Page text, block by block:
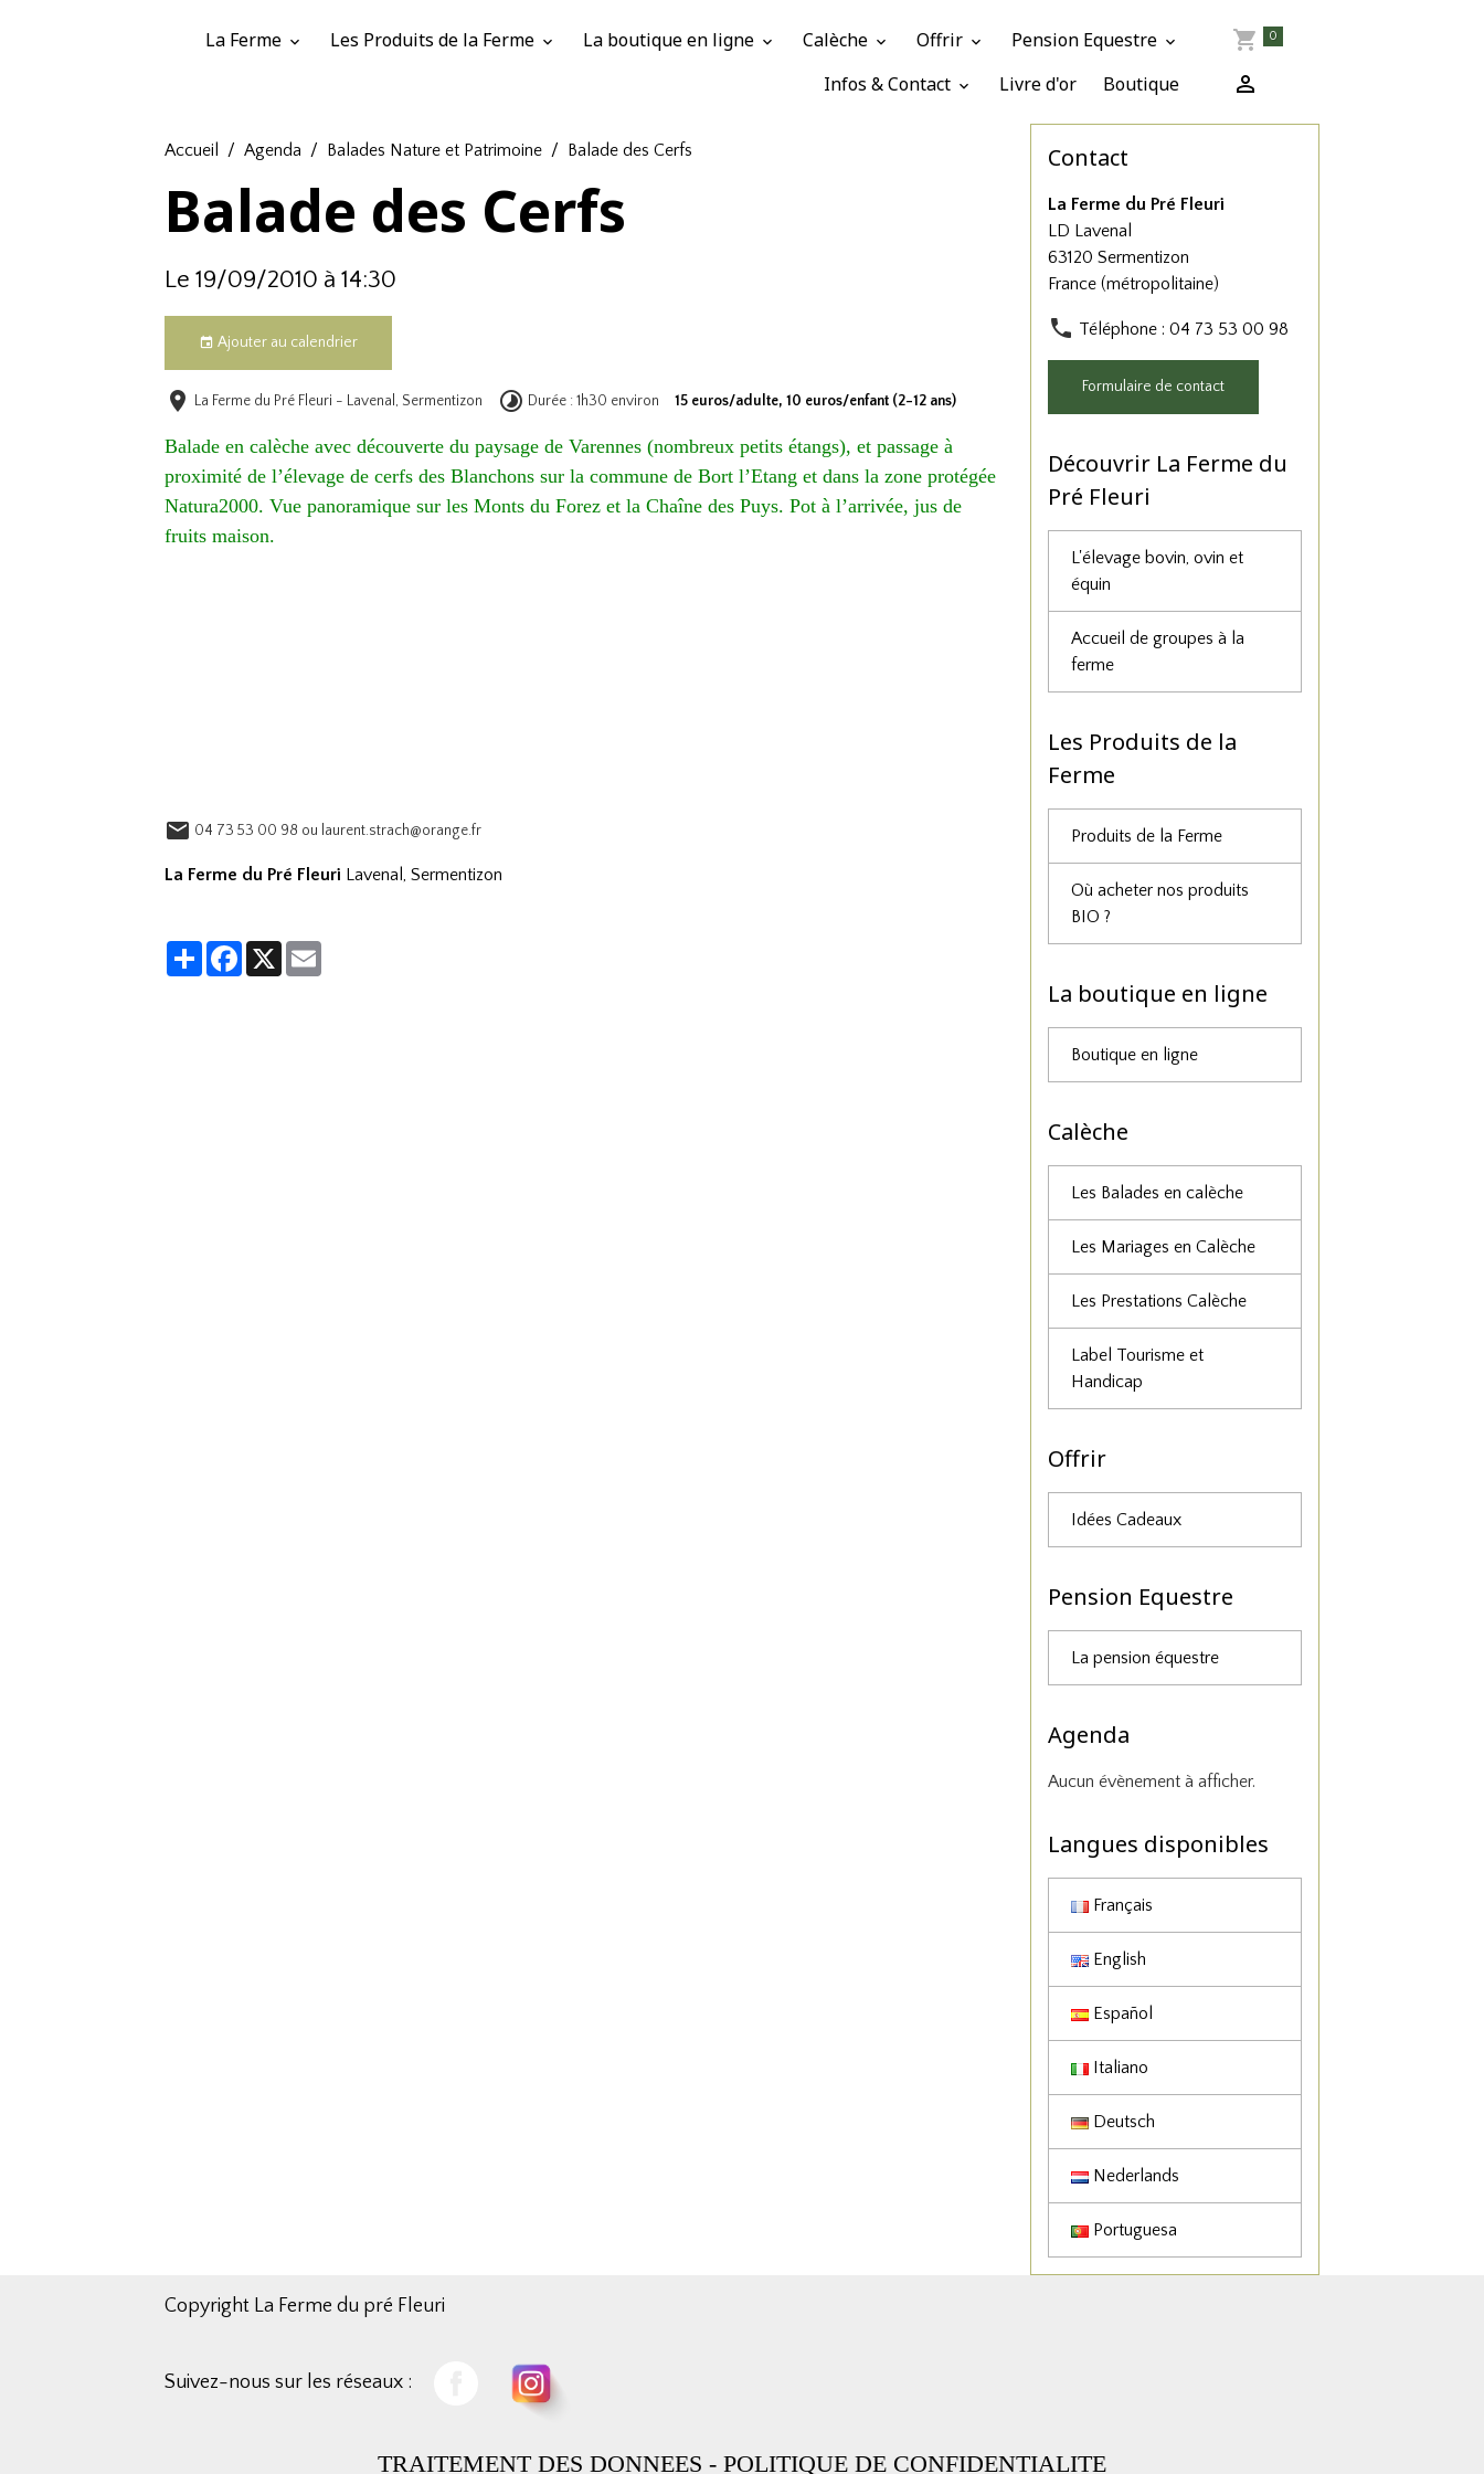
La Ferme Les Produits de la Ferme La boutique en ligne Calèche Offrir
Pension Equestre
Infos & Contact
Livre d'or Boutique
0
Accueil Agenda Balades Nature et Patrimoine Balade des Cerfs
Balade des Cerfs
Le 19/09/2010 à 14:30
Ajouter au calendrier
La Ferme du Pré Fleuri - Lavenal, Sermentizon Durée : 1h30 environ 15 euros/adulte, 10 euros/enfant (2-12 ans)
Balade en calèche avec découverte du paysage de Varennes (nombreux petits étangs), et passage à
proximité de l’élevage de cerfs des Blanchons sur la commune de Bort l’Etang et dans la zone protégée
Natura2000. Vue panoramique sur les Monts du Forez et la Chaîne des Puys. Pot à l’arrivée, jus de
fruits maison.
04 73 53 00 98 ou laurent.strach@orange.fr
La Ferme du Pré Fleuri Lavenal, Sermentizon
PartagerFacebook
X
Contact
La Ferme du Pré Fleuri
LD Lavenal
63120 Sermentizon
France (métropolitaine)
Téléphone : 04 73 53 00 98
Formulaire de contact
Découvrir La Ferme du
Pré Fleuri
L'élevage bovin, ovin et
équin
Accueil de groupes à la
ferme
Les Produits de la
Ferme
Produits de la Ferme
Où acheter nos produits
BIO ?
La boutique en ligne
Boutique en ligne
Calèche
Les Balades en calèche
Les Mariages en Calèche
Les Prestations Calèche
Label Tourisme et
Handicap
Offrir
Idées Cadeaux
Pension Equestre
La pension équestre
Agenda
Aucun évènement à afficher.
Langues disponibles
Français
English
Español
Italiano
Deutsch
Nederlands
Portuguesa
Copyright La Ferme du pré Fleuri
Suivez-nous sur les réseaux :
TRAITEMENT DES DONNEES - POLITIQUE DE CONFIDENTIALITE